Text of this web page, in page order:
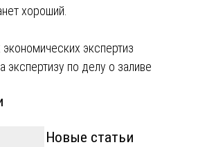
хороший.
экспертиз
экспертизу по делу о заливе
Новые статьи